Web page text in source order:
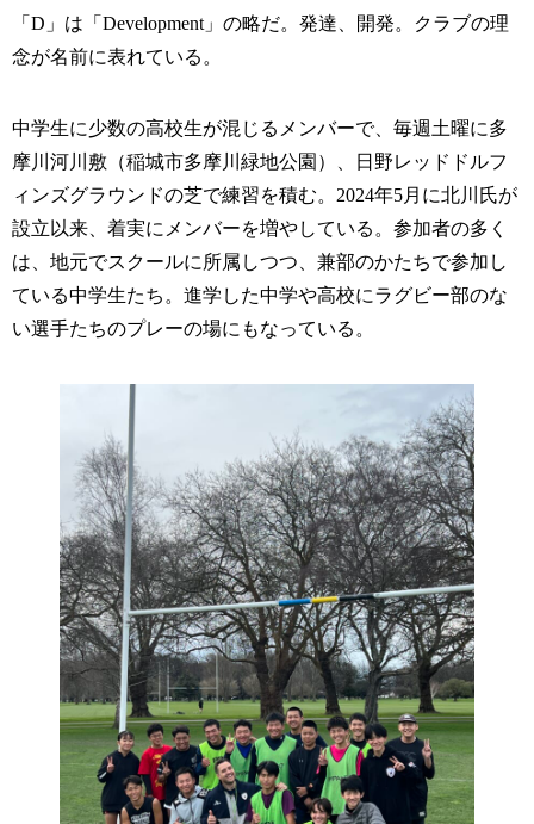
「D」は「Development」の略だ。発達、開発。クラブの理
念が名前に表れている。
中学生に少数の高校生が混じるメンバーで、毎週土曜に多
摩川河川敷（稲城市多摩川緑地公園）、日野レッドドルフ
ィンズグラウンドの芝で練習を積む。2024年5月に北川氏が
設立以来、着実にメンバーを増やしている。参加者の多く
は、地元でスクールに所属しつつ、兼部のかたちで参加し
ている中学生たち。進学した中学や高校にラグビー部のな
い選手たちのプレーの場にもなっている。